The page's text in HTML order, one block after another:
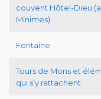
couvent Hôtel-Dieu
Minimes)
Fontaine
Tours de Mons et
qui s’y rattachent